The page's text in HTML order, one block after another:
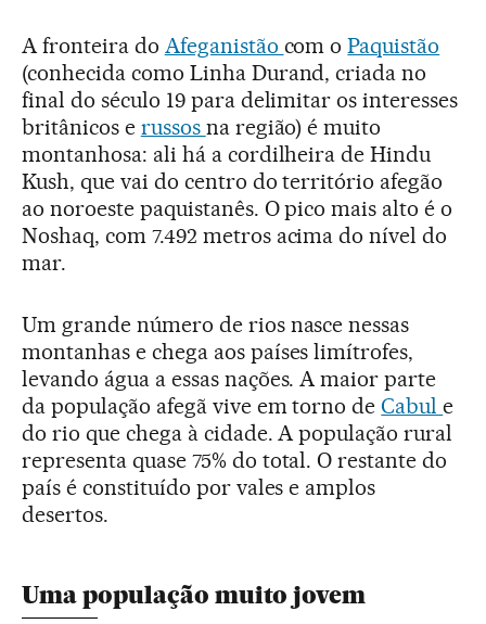
A fronteira do Afeganistão com oPaquistão
(conhecida como Linha Durand, criada no
final do século 19 para delimitar os interesses
britânicos e russos na região) é muito
montanhosa: ali há a cordilheira de Hindu
Kush, que vai do centro do território afegão
ao noroeste paquistanês. O pico mais alto é o
Noshaq, com 7.492 metros acima do nível do
mar.
Um grande número de rios nasce nessas
montanhas e chega aos países limítrofes,
levando água a essas nações. A maior parte
da população afegã vive em torno deCabule
do rio que chega à cidade. A população rural
representa quase 75% do total. O restante do
país é constituído por vales e amplos
desertos.
Uma população muito jovem